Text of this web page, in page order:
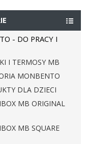
- DO PRACY I
I TERMOSY MB
MONBENTO
DLA DZIECI
MB ORIGINAL
MB SQUARE